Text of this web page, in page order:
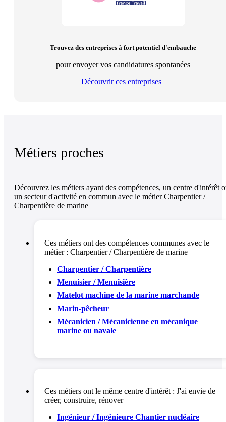
Trouvez des entreprises à fort potentiel d'embauche
pour envoyer vos candidatures spontanées
Découvrir ces entreprises
Métiers proches
Découvrez les métiers ayant des compétences, un centre d'intérêt
un secteur d'activité en commun avec le métier Charpentier /
Charpentière de marine
Ces métiers ont des compétences communes avec le
métier : Charpentier / Charpentière de marine
Charpentier / Charpentière
Menuisier / Menuisière
Matelot machine de la marine marchande
Marin-pêcheur
Mécanicien / Mécanicienne en mécanique
marine ou navale
Ces métiers ont le même centre d'intérêt : J'ai envie de
créer, construire, rénover
Ingénieur / Ingénieure Chantier nucléaire